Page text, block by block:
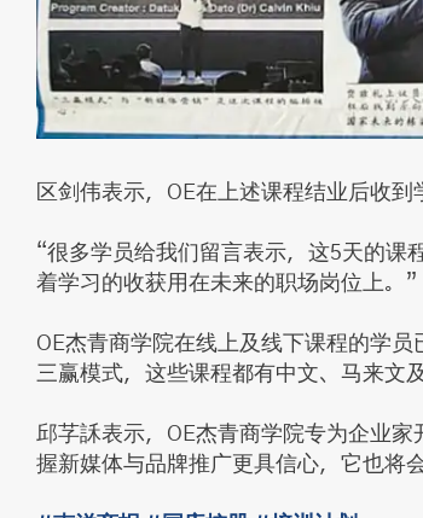
区剑伟表示，OE在上述课程结业后收到
“很多学员给我们留言表示，这5天的课
着学习的收获用在未来的职场岗位上。”
OE杰青商学院在线上及线下课程的学
三赢模式，这些课程都有中文、马来文
邱芓訸表示，OE杰青商学院专为企业
握新媒体与品牌推广更具信心，它也将